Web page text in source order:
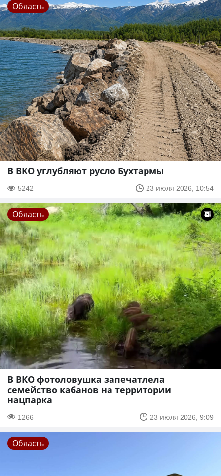
Область
В ВКО углубляют русло Бухтармы
5242 23 июля 2026, 10:54
Область
В ВКО фотоловушка запечатлела
семейство кабанов на территории
нацпарка
1266 23 июля 2026, 9:09
Область